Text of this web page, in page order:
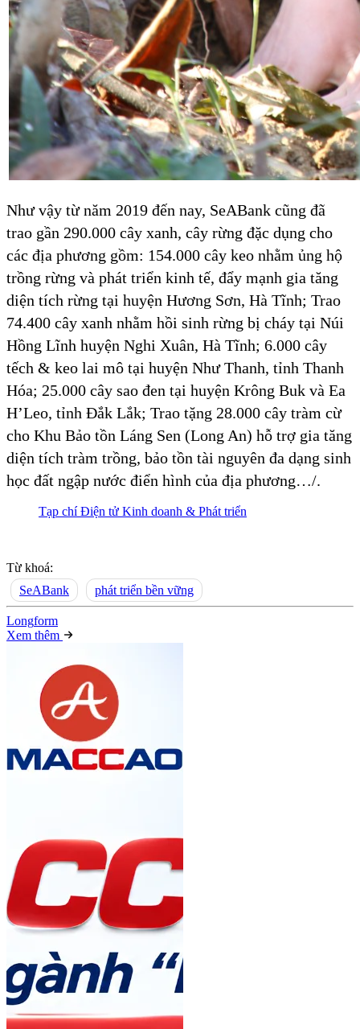
Như vậy từ năm 2019 đến nay, SeABank cũng đã
trao gần 290.000 cây xanh, cây rừng đặc dụng cho
các địa phương gồm: 154.000 cây keo nhằm ủng hộ
trồng rừng và phát triển kinh tế, đẩy mạnh gia tăng
diện tích rừng tại huyện Hương Sơn, Hà Tĩnh; Trao
74.400 cây xanh nhằm hồi sinh rừng bị cháy tại Núi
Hồng Lĩnh huyện Nghi Xuân, Hà Tĩnh; 6.000 cây
tếch & keo lai mô tại huyện Như Thanh, tỉnh Thanh
Hóa; 25.000 cây sao đen tại huyện Krông Buk và Ea
H’Leo, tỉnh Đắk Lắk; Trao tặng 28.000 cây tràm cừ
cho Khu Bảo tồn Láng Sen (Long An) hỗ trợ gia tăng
diện tích tràm trồng, bảo tồn tài nguyên đa dạng sinh
học đất ngập nước điển hình của địa phương…/.
Tạp chí Điện tử Kinh doanh & Phát triển
Từ khoá:
SeABank
phát triển bền vững
Longform
Xem thêm